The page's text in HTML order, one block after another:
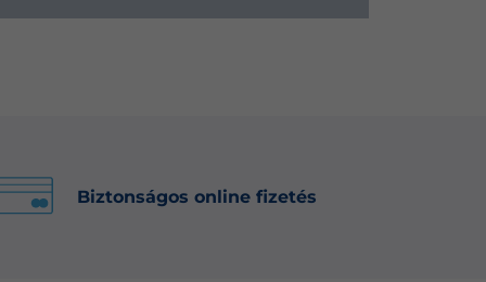
Biztonságos online fizetés